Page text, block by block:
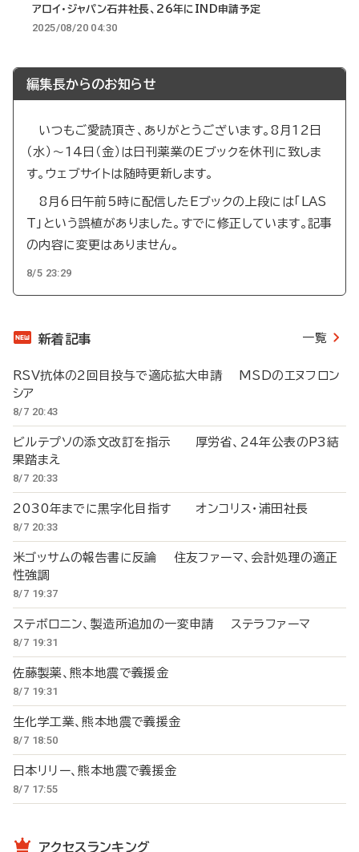
アロイ・ジャパン石井社長、26年にIND申請予定
2025/08/20 04:30
編集長からのお知らせ
いつもご愛読頂き、ありがとうございます。8月12日
（水）～14日（金）は日刊薬業のEブックを休刊に致しま
す。ウェブサイトは随時更新します。
8月6日午前5時に配信したEブックの上段には「LAS
T」という誤植がありました。すでに修正しています。記事
の内容に変更はありません。
8/5 23:29
新着記事 一覧
RSV抗体の2回目投与で適応拡大申請 MSDのエヌフロン
シア
8/7 20:43
ビルテプソの添文改訂を指示 厚労省、24年公表のP3結
果踏まえ
8/7 20:33
2030年までに黒字化目指す オンコリス・浦田社長
8/7 20:33
米ゴッサムの報告書に反論 住友ファーマ、会計処理の適正
性強調
8/7 19:37
ステボロニン、製造所追加の一変申請 ステラファーマ
8/7 19:31
佐藤製薬、熊本地震で義援金
8/7 19:31
生化学工業、熊本地震で義援金
8/7 18:50
日本リリー、熊本地震で義援金
8/7 17:55
アクセスランキング